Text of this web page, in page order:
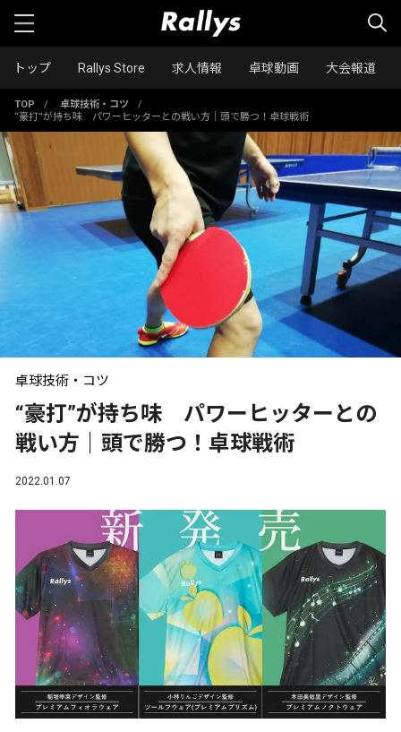
トップ Rallys Store 求人情報 卓球動画 大会報道
TOP / 卓球技術・コツ
/
“豪打”が持ち味 パワーヒッターとの戦い方｜頭で勝つ！卓球戦術
卓球技術・コツ
“豪打”が持ち味 パワーヒッターとの
戦い方｜頭で勝つ！卓球戦術
2022.01.07